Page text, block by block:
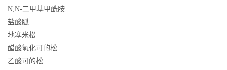
N,N-二甲基甲酰胺
盐酸胍
地塞米松
醋酸氢化可的松
乙酸可的松